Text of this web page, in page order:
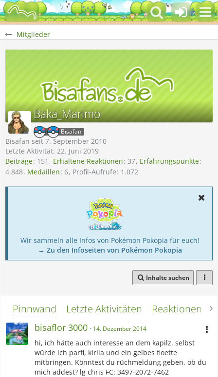
Mitglieder
Baka_Marimo
Bisafan
Bisafan seit 7. September 2010
Letzte Aktivität: 22. Juni 2019
Beiträge 151 Erhaltene Reaktionen 37 Erfahrungspunkte
4.848 Medaillen 6 Profil-Aufrufe 1.072
Wir sammeln alle Infos von Pokémon Pokopia für euch!
→ Zu den Infoseiten von Pokémon Pokopia
Inhalte suchen
Pinnwand Letzte Aktivitäten Reaktionen
bisaflor 3000 14. Dezember 2014
hi, ich hätte auch interesse an dem kapilz. selbst
würde ich parfi, kirlia und ein gelbes floette
mitbringen. Könntest du rüchmeldung geben, ob du
mich addest? lg chris FC: 3497-2072-7462